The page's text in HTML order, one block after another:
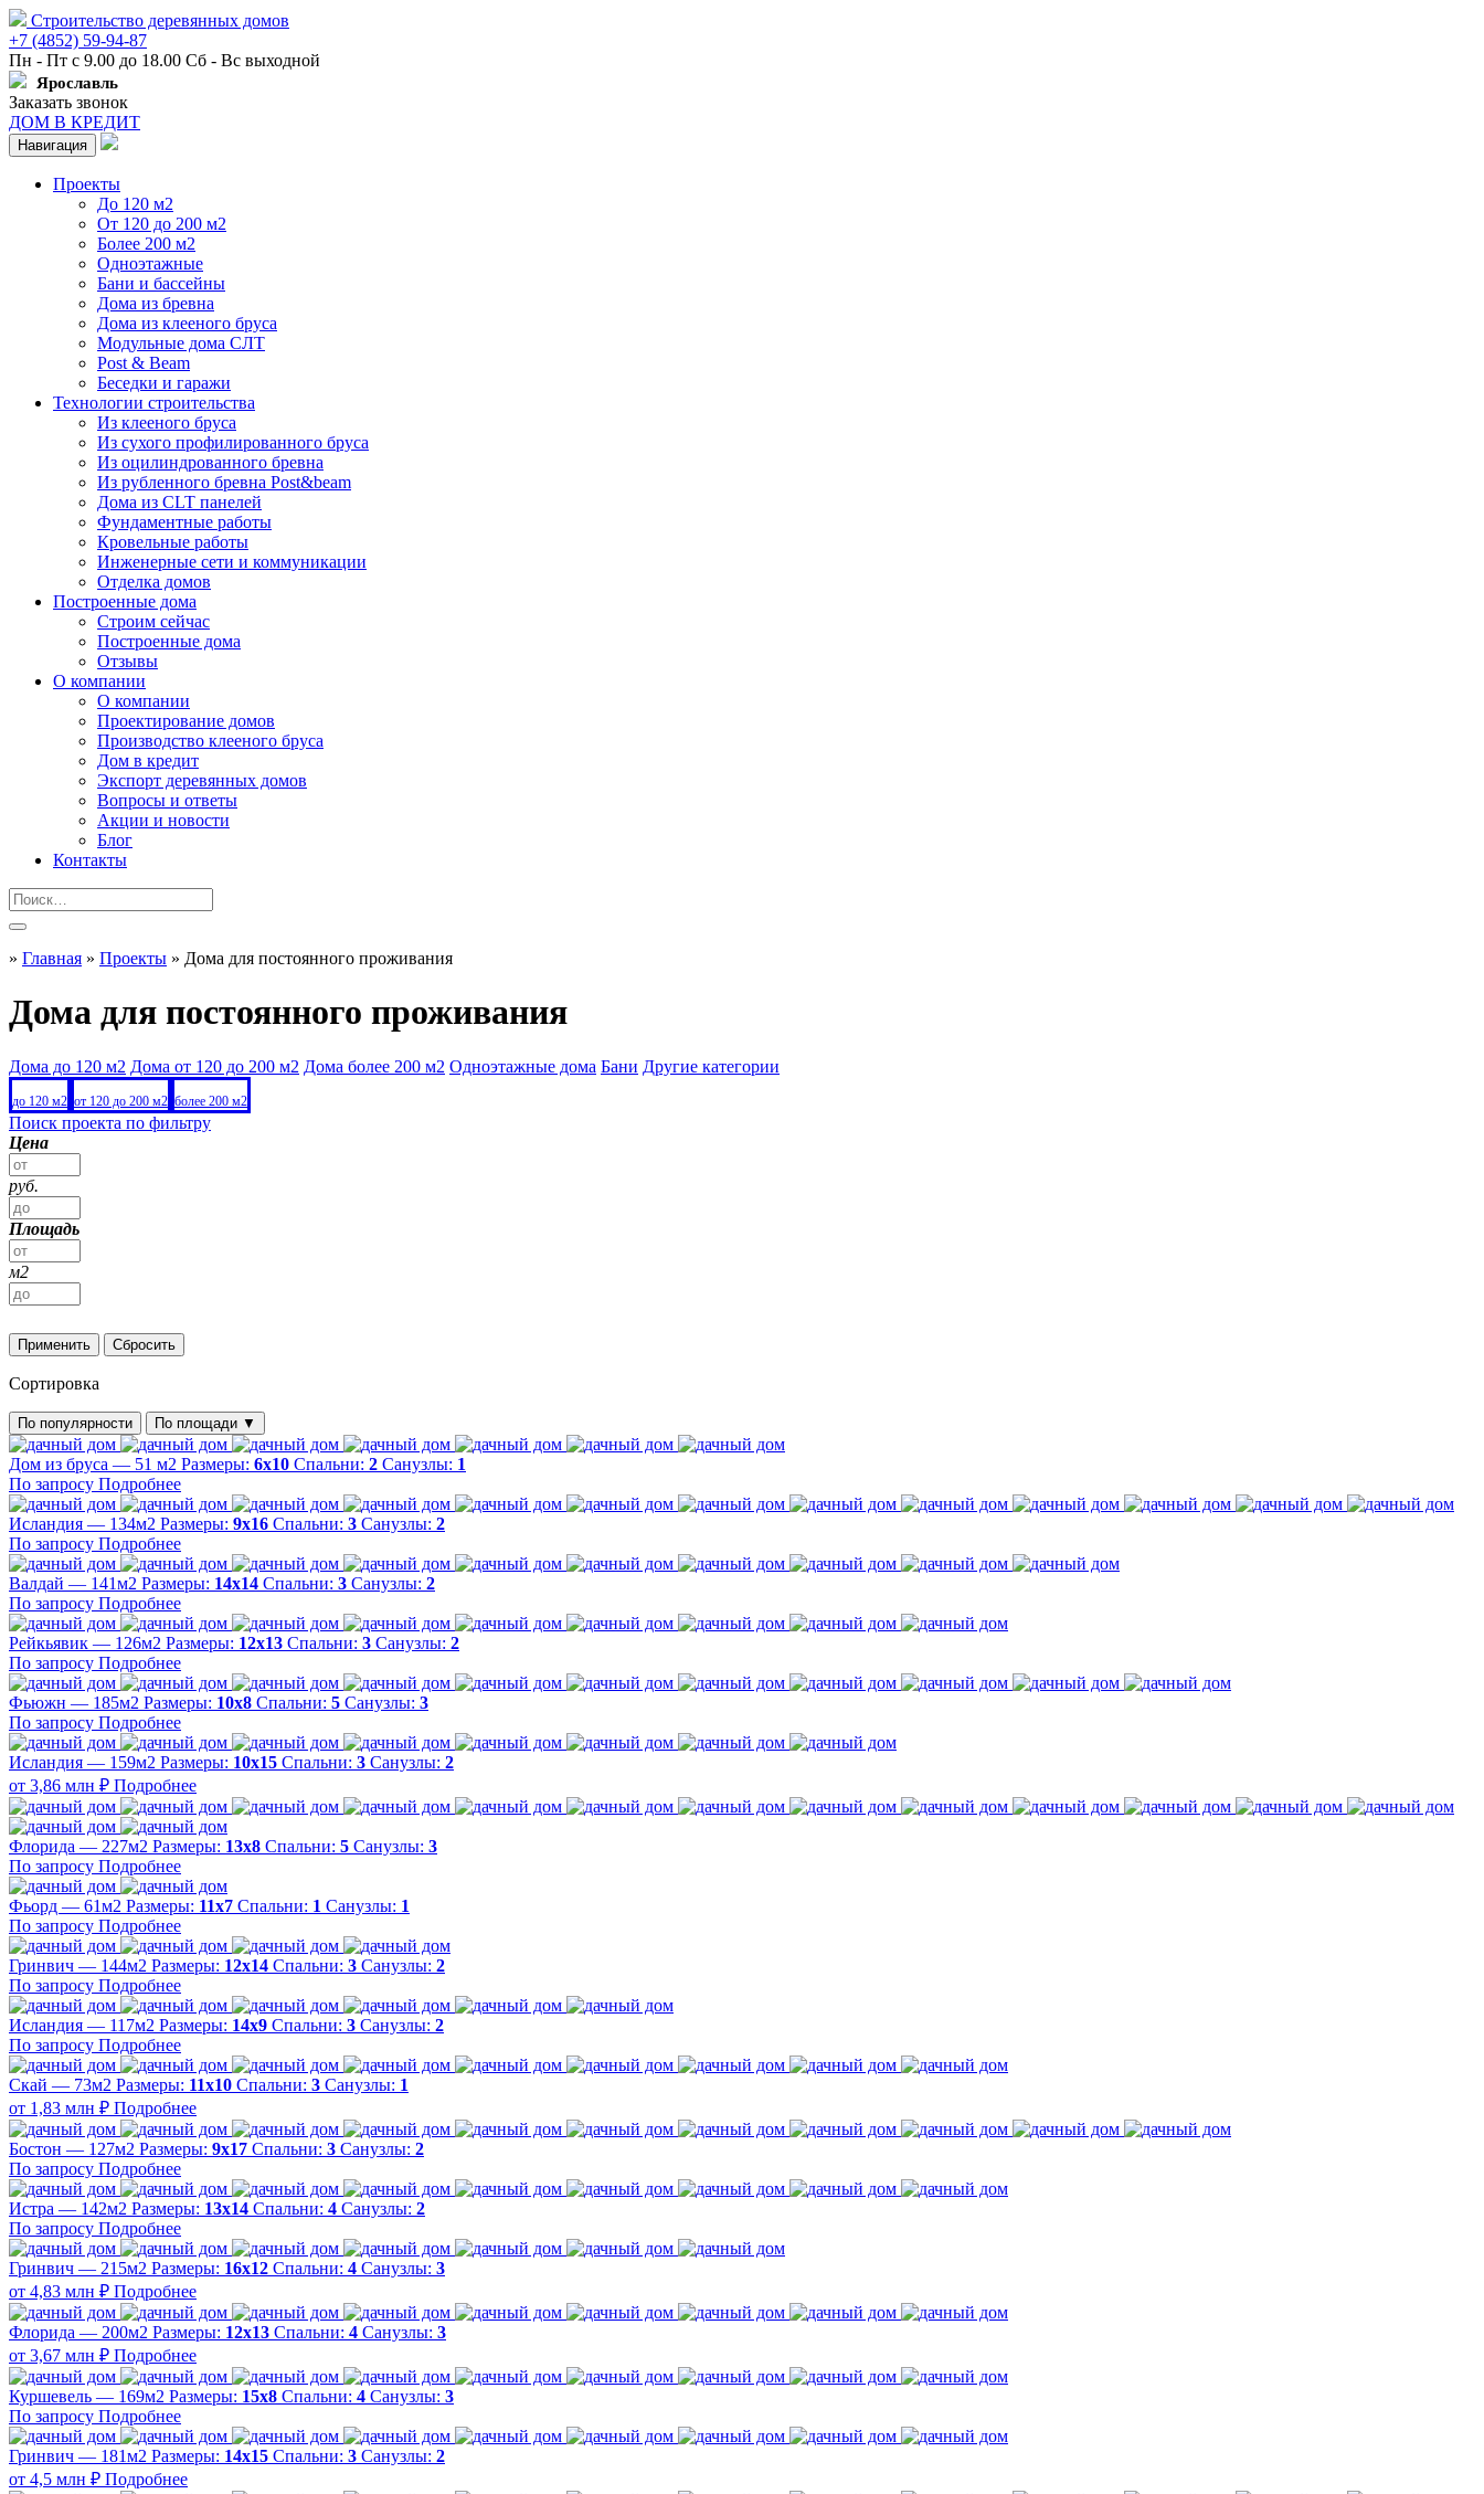
Строительство деревянных домов
+7 (4852) 59-94-87
Пн - Пт с 9.00 до 18.00 Сб - Вс выходной
Ярославль
Заказать звонок
ДОМ В КРЕДИТ
Навигация
Проекты
До 120 м2
От 120 до 200 м2
Более 200 м2
Одноэтажные
Бани и бассейны
Дома из бревна
Дома из клееного бруса
Модульные дома СЛТ
Post & Beam
Беседки и гаражи
Технологии строительства
Из клееного бруса
Из сухого профилированного бруса
Из оцилиндрованного бревна
Из рубленного бревна Post&beam
Дома из CLT панелей
Фундаментные работы
Кровельные работы
Инженерные сети и коммуникации
Отделка домов
Построенные дома
Строим сейчас
Построенные дома
Отзывы
О компании
О компании
Проектирование домов
Производство клееного бруса
Дом в кредит
Экспорт деревянных домов
Вопросы и ответы
Акции и новости
Блог
Контакты
» Главная » Проекты » Дома для постоянного проживания
Дома для постоянного проживания
Дома до 120 м2 Дома от 120 до 200 м2 Дома более 200 м2 Одноэтажные дома Бани Другие категории
до 120 м2 от 120 до 200 м2 более 200 м2
Поиск проекта по фильтру
Цена
руб.
Площадь
м2
Применить Сбросить
Сортировка
По популярности По площади ▼
Дом из бруса — 51 м2 Размеры: 6х10 Спальни: 2 Санузлы: 1
По запросу Подробнее
Исландия — 134м2 Размеры: 9х16 Спальни: 3 Санузлы: 2
По запросу Подробнее
Валдай — 141м2 Размеры: 14х14 Спальни: 3 Санузлы: 2
По запросу Подробнее
Рейкьявик — 126м2 Размеры: 12х13 Спальни: 3 Санузлы: 2
По запросу Подробнее
Фьюжн — 185м2 Размеры: 10х8 Спальни: 5 Санузлы: 3
По запросу Подробнее
Исландия — 159м2 Размеры: 10х15 Спальни: 3 Санузлы: 2
от 3,86 млн ₽ Подробнее
Флорида — 227м2 Размеры: 13х8 Спальни: 5 Санузлы: 3
По запросу Подробнее
Фьорд — 61м2 Размеры: 11х7 Спальни: 1 Санузлы: 1
По запросу Подробнее
Гринвич — 144м2 Размеры: 12х14 Спальни: 3 Санузлы: 2
По запросу Подробнее
Исландия — 117м2 Размеры: 14х9 Спальни: 3 Санузлы: 2
По запросу Подробнее
Скай — 73м2 Размеры: 11х10 Спальни: 3 Санузлы: 1
от 1,83 млн ₽ Подробнее
Бостон — 127м2 Размеры: 9х17 Спальни: 3 Санузлы: 2
По запросу Подробнее
Истра — 142м2 Размеры: 13х14 Спальни: 4 Санузлы: 2
По запросу Подробнее
Гринвич — 215м2 Размеры: 16х12 Спальни: 4 Санузлы: 3
от 4,83 млн ₽ Подробнее
Флорида — 200м2 Размеры: 12х13 Спальни: 4 Санузлы: 3
от 3,67 млн ₽ Подробнее
Куршевель — 169м2 Размеры: 15х8 Спальни: 4 Санузлы: 3
По запросу Подробнее
Гринвич — 181м2 Размеры: 14х15 Спальни: 3 Санузлы: 2
от 4,5 млн ₽ Подробнее